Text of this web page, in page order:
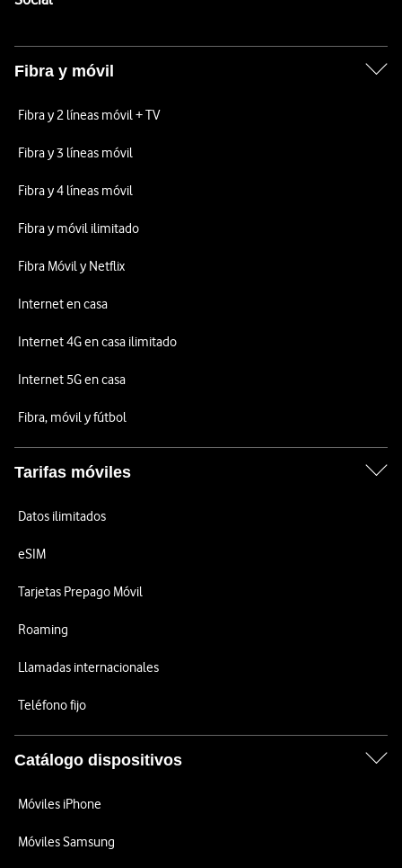
Fibra y móvil
Fibra y 2 líneas móvil + TV
Fibra y 3 líneas móvil
Fibra y 4 líneas móvil
Fibra y móvil ilimitado
Fibra Móvil y Netflix
Internet en casa
Internet 4G en casa ilimitado
Internet 5G en casa
Fibra, móvil y fútbol
Tarifas móviles
Datos ilimitados
eSIM
Tarjetas Prepago Móvil
Roaming
Llamadas internacionales
Teléfono fijo
Catálogo dispositivos
Móviles iPhone
Móviles Samsung